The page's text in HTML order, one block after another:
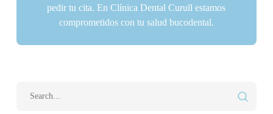
pedir tu cita. En Clínica Dental Curull estamos
comprometidos con tu salud bucodental.